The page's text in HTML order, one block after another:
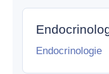
Endocrinologie